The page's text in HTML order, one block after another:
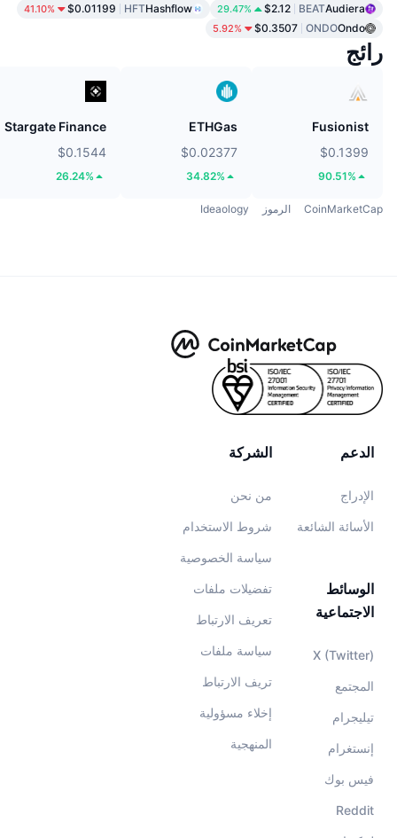
Audiera
BEAT
$2.12
29.47%
Hashflow
HFT
$0.01199
41.10%
Ondo
ONDO
$0.3507
5.92%
رائج
Fusionist
$0.1399
90.51%
ETHGas
$0.02377
34.82%
Stargate Finance
$0.1544
26.24%
CoinMarketCap الرموز Ideaology
الشركة
من نحن
شروط الاستخدام
سياسة الخصوصية
تفضيلات ملفات
تعريف الارتباط
سياسة ملفات
تريف الارتباط
إخلاء مسؤولية
المنهجية
الدعم
الإدراج
الأسائة الشائعة
الوسائط
الاجتماعية
X (Twitter)
المجتمع
تيليجرام
إنستغرام
فيس بوك
Reddit